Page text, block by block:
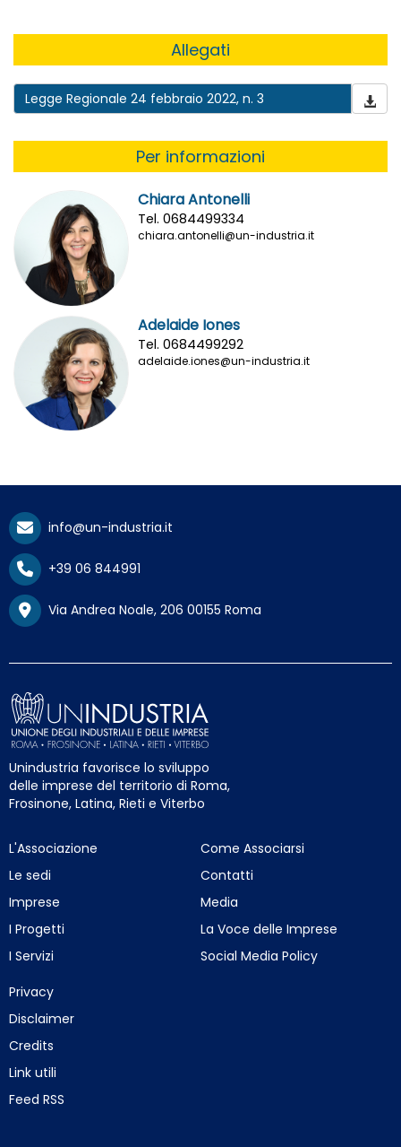
Allegati
Legge Regionale 24 febbraio 2022, n. 3
Per informazioni
Chiara Antonelli
Tel. 0684499334
chiara.antonelli@un-industria.it
Adelaide Iones
Tel. 0684499292
adelaide.iones@un-industria.it
info@un-industria.it
+39 06 844991
Via Andrea Noale, 206 00155 Roma
Unindustria favorisce lo sviluppo
delle imprese del territorio di Roma,
Frosinone, Latina, Rieti e Viterbo
L'Associazione
Le sedi
Imprese
I Progetti
I Servizi
Come Associarsi
Contatti
Media
La Voce delle Imprese
Social Media Policy
Privacy
Disclaimer
Credits
Link utili
Feed RSS